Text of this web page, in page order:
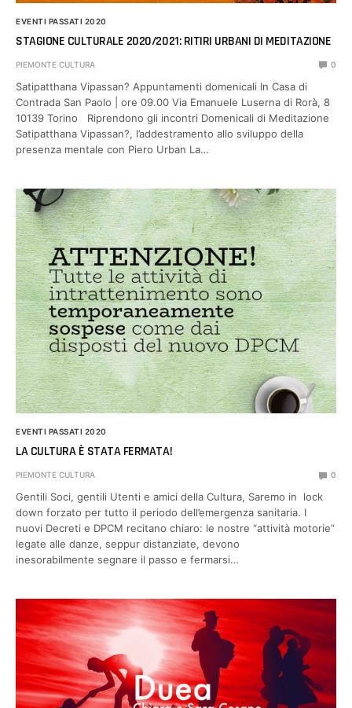
EVENTI PASSATI 2020
STAGIONE CULTURALE 2020/2021: RITIRI URBANI DI MEDITAZIONE
PIEMONTE CULTURA 0
Satipatthana Vipassan? Appuntamenti domenicali In Casa di
Contrada San Paolo | ore 09.00 Via Emanuele Luserna di Rorà, 8
10139 Torino Riprendono gli incontri Domenicali di Meditazione
Satipatthana Vipassan?, l’addestramento allo sviluppo della
presenza mentale con Piero Urban La…
EVENTI PASSATI 2020
LA CULTURA È STATA FERMATA!
PIEMONTE CULTURA 0
Gentili Soci, gentili Utenti e amici della Cultura, Saremo in lock
down forzato per tutto il periodo dell’emergenza sanitaria. I
nuovi Decreti e DPCM recitano chiaro: le nostre “attività motorie”
legate alle danze, seppur distanziate, devono
inesorabilmente segnare il passo e fermarsi…